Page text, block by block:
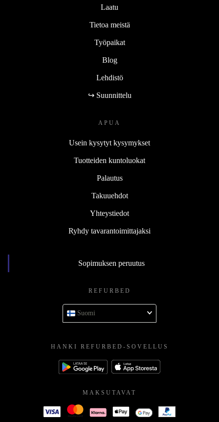
Laatu
Tietoa meistä
Työpaikat
Blog
Lehdistö
↪ Suunnittelu
APUA
Usein kysytyt kysymykset
Tuotteiden kuntoluokat
Palautus
Takuuehdot
Yhteystiedot
Ryhdy tavarantoimittajaksi
Sopimuksen peruutus
REFURBED
Suomi
HANKI REFURBED-SOVELLUS
MAKSUTAVAT